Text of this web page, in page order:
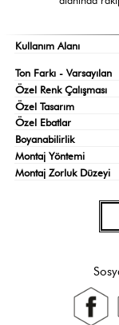
Kullanım Alanı
Ton Farkı - Varsayılan
Özel Renk Çalışması
Özel Tasarım
Özel Ebatlar
Boyanabilirlik
Montaj Yöntemi
Montaj Zorluk Düzeyi